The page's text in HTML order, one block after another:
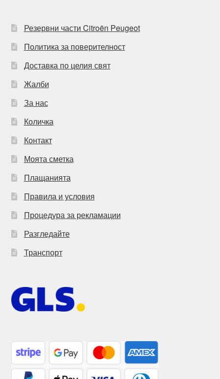
Резервни части Citroën Peugeot
Политика за поверителност
Доставка по целия свят
Жалби
За нас
Количка
Контакт
Моята сметка
Плащанията
Правила и условия
Процедура за рекламации
Разгледайте
Транспорт